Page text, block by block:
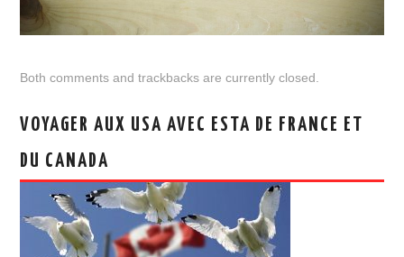
Both comments and trackbacks are currently closed.
VOYAGER AUX USA AVEC ESTA DE FRANCE ET
DU CANADA